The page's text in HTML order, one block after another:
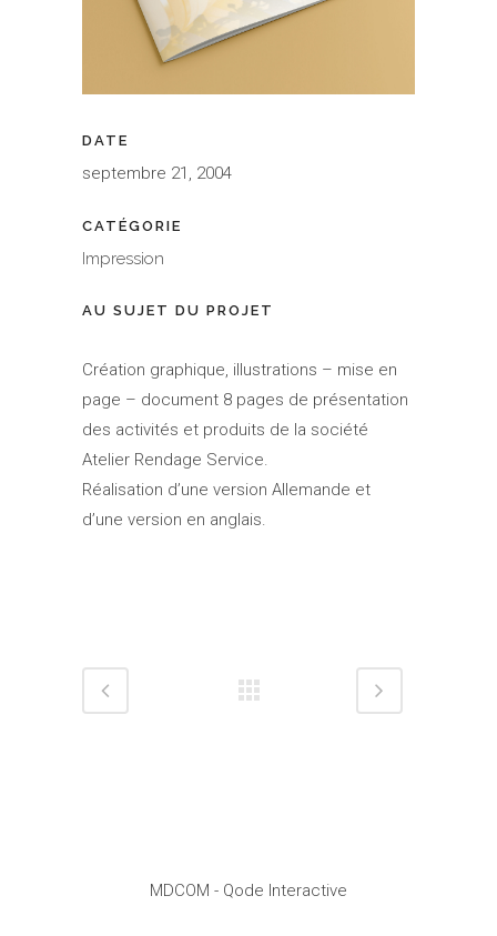
DATE
septembre 21, 2004
CATÉGORIE
Impression
AU SUJET DU PROJET
Création graphique, illustrations – mise en
page – document 8 pages de présentation
des activités et produits de la société
Atelier Rendage Service.
Réalisation d’une version Allemande et
d’une version en anglais.
MDCOM - Qode Interactive